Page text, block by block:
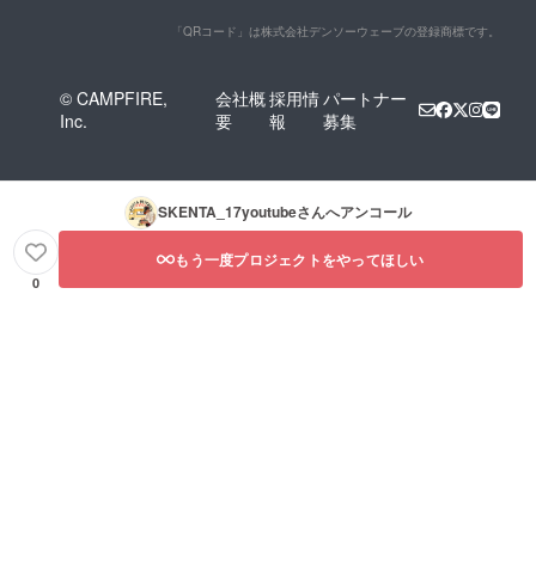
「QRコード」は株式会社デンソーウェーブの登録商標です。
© CAMPFIRE,
Inc.
会社概
要
採用情
報
パートナー
募集
SKENTA_17youtubeさんへアンコール
0
もう一度プロジェクトをやってほしい